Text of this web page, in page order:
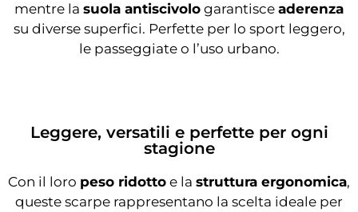
mentre la suola antiscivolo garantisce aderenza
su diverse superfici. Perfette per lo sport leggero,
le passeggiate o l’uso urbano.
Leggere, versatili e perfette per ogni
stagione
Con il loro peso ridotto e la struttura ergonomica,
queste scarpe rappresentano la scelta ideale per